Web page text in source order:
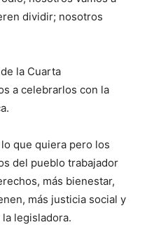
dividir; nosotros
la Cuarta
a celebrarlos con la
que quiera pero los
del pueblo trabajador
más bienestar,
más justicia social y
legisladora.